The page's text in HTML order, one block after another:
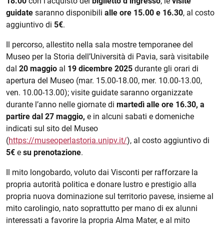
guidate saranno disponibili alle ore 15.00 e 16.30, al costo
aggiuntivo di 5€.
Il percorso, allestito nella sala mostre temporanee del
Museo per la Storia dell’Università di Pavia, sarà visitabile
dal 20 maggio al 19 dicembre 2025 durante gli orari di
apertura del Museo (mar. 15.00-18.00, mer. 10.00-13.00,
ven. 10.00-13.00); visite guidate saranno organizzate
durante l’anno nelle giornate di martedì alle ore 16.30, a
partire dal 27 maggio, e in alcuni sabati e domeniche
indicati sul sito del Museo
(https://museoperlastoria.unipv.it/), al costo aggiuntivo di
5€ e su prenotazione.
Il mito longobardo, voluto dai Visconti per rafforzare la
propria autorità politica e donare lustro e prestigio alla
propria nuova dominazione sul territorio pavese, insieme al
mito carolingio, nato soprattutto per mano di ex alunni
interessati a favorire la propria Alma Mater, e al mito